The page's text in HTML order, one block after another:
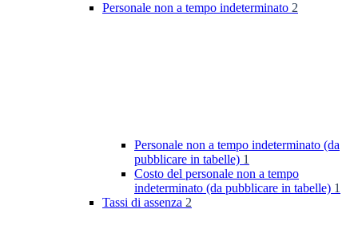
Personale non a tempo indeterminato 2
Personale non a tempo indeterminato (da
pubblicare in tabelle) 1
Costo del personale non a tempo
indeterminato (da pubblicare in tabelle) 1
Tassi di assenza 2